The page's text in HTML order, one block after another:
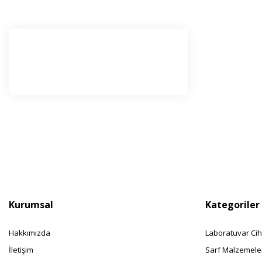
Kurumsal
Hakkımızda
İletişim
Kategoriler
Laboratuvar
Sarf